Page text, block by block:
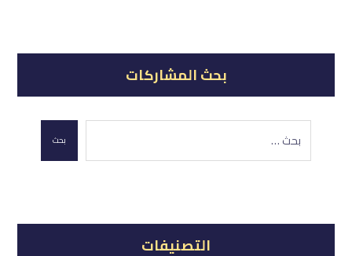
بحث المشاركات
بحث
التصنيفات